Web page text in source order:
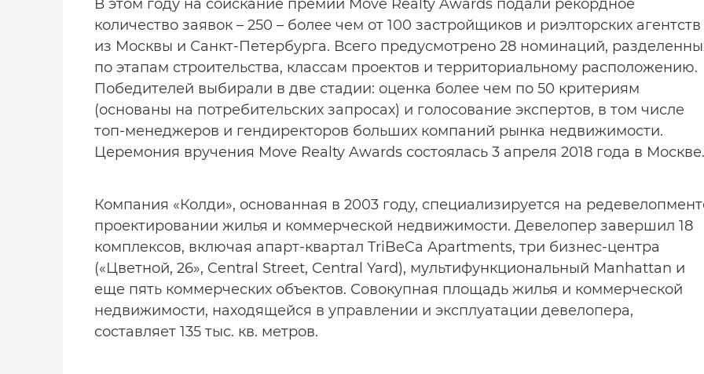
В этом году на соискание премии Move Realty Awards подали рекордное
количество заявок – 250 – более чем от 100 застройщиков и риэлторских агентств
из Москвы и Санкт-Петербурга. Всего предусмотрено 28 номинаций,
по этапам строительства, классам проектов и территориальному расположению.
Победителей выбирали в две стадии: оценка более чем по 50 критериям
(основаны на потребительских запросах) и голосование экспертов, в том числе
топ-менеджеров и гендиректоров больших компаний рынка недвижимости.
Церемония вручения Move Realty Awards состоялась 3 апреля 2018 года в Москве.
Компания «Колди», основанная в 2003 году, специализируется на
проектировании жилья и коммерческой недвижимости. Девелопер завершил 18
комплексов, включая апарт-квартал TriBeCa Apartments, три бизнес-центра
(«Цветной, 26», Central Street, Central Yard), мультифункциональный Manhattan и
еще пять коммерческих объектов. Совокупная площадь жилья и коммерческой
недвижимости, находящейся в управлении и эксплуатации девелопера,
составляет 135 тыс. кв. метров.